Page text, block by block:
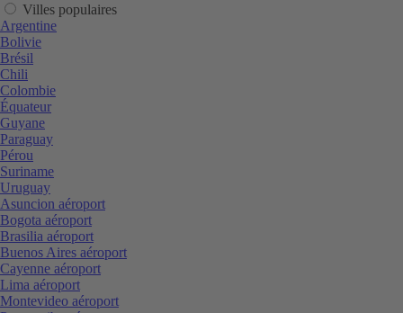
Villes populaires
Argentine
Bolivie
Brésil
Chili
Colombie
Équateur
Guyane
Paraguay
Pérou
Suriname
Uruguay
Asuncion aéroport
Bogota aéroport
Brasilia aéroport
Buenos Aires aéroport
Cayenne aéroport
Lima aéroport
Montevideo aéroport